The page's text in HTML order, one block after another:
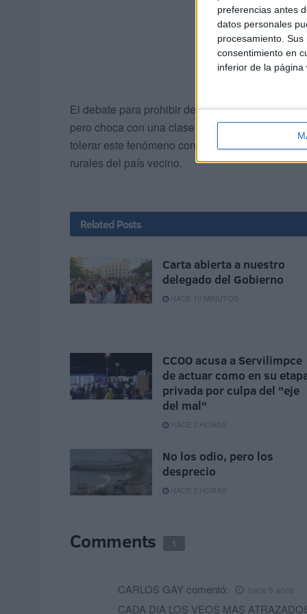
preferencias antes
datos personales
procesamiento.
consentimiento en
inferior de la página
El debate para prohibir definitivamente el
pero choca con una clase política que hasta
tolerar este fenómeno con el fin de preservar
rurales del país vecino.
Related Posts
Carta abierta a nuestro
delegado del Gobierno
HACE 10 MINUTOS
CCOO acusa a Servilimpce
de actuar como en su
privada por culpa del "eje
del mal"
HACE 2 HORAS
No los odio, pero los
desprecio
HACE 3 HORAS
Comments 1
CARLOS GAY comentó: hace 5 años
CADA DIA LOS VEOS MAS